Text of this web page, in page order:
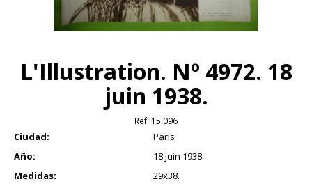
L'Illustration. Nº 4972. 18
juin 1938.
Ref: 15.096
Ciudad:
Paris
Año:
18 juin 1938.
Medidas:
29x38.